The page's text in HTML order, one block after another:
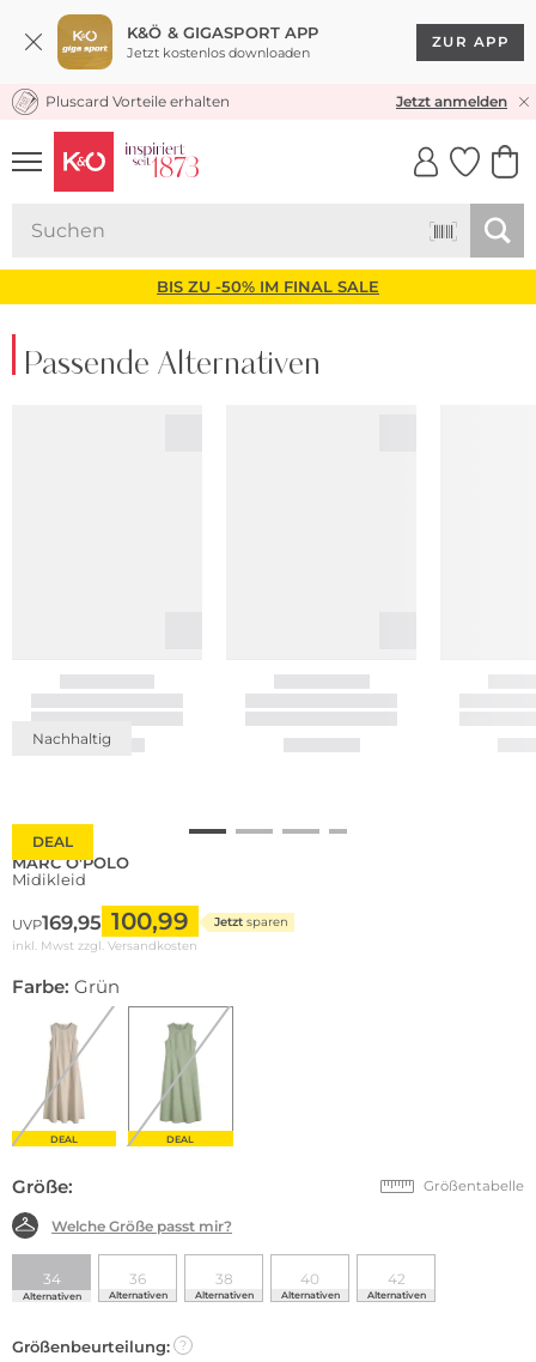
K&Ö & GIGASPORT APP
Jetzt kostenlos downloaden
ZUR APP
KOSTENLOSER VERSAND* & RÜCKVERSAND
Pluscard Vorteile erhalten Jetzt anmelden
UNSERE APP
CLICK &
BIS ZU -50% IM FINAL SALE
Passende Alternativen
DEAL
Nachhaltig
MARC O'POLO
Midikleid
UVP169,95 100,99 Jetzt sparen
inkl. Mwst zzgl. Versandkosten
Farbe: Grün
DEAL DEAL
Größe: Größentabelle
Welche Größe passt mir?
34
Alternativen
36
Alternativen
38
Alternativen
40
Alternativen
42
Alternativen
Größenbeurteilung: ?